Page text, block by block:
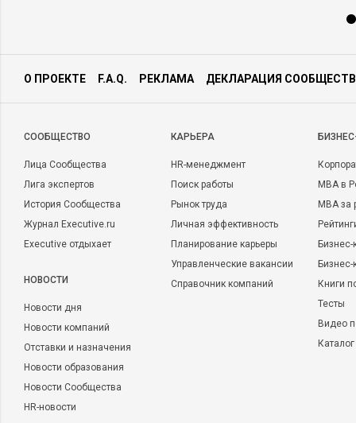
О ПРОЕКТЕ F.A.Q. РЕКЛАМА ДЕКЛАРАЦИЯ
CООБЩЕСТВО
Лица Сообщества
Лига экспертов
История Сообщества
Журнал Executive.ru
Executive отдыхает
НОВОСТИ
Новости дня
Новости компаний
Отставки и назначения
Новости образования
Новости Сообщества
HR-новости
КАРЬЕРА
HR-менеджмент
Поиск работы
Рынок труда
Личная эффективность
Планирование карьеры
Управленческие вакансии
Справочник компаний
MBA в
MBA
Бизнес-
Книги
Тесты
Видео